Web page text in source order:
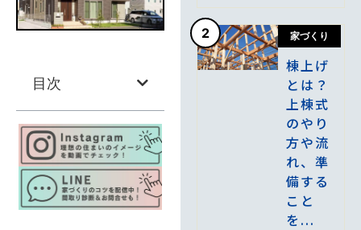
目次
2 家づくり
棟上げ
とは？
上棟式
のやり
方や流
れ、準
備する
こと
を...